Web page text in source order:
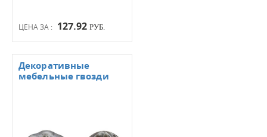
ЦЕНА ЗА : 127.92 РУБ.
Декоративные
мебельные гвозди